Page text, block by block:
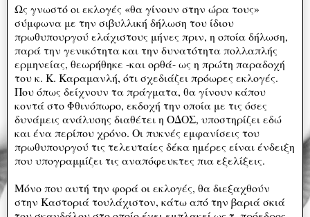
Ως γνωστό οι εκλογές «θα γίνουν στην ώρα τους»
σύμφωνα με την σιβυλλική δήλωση του ίδιου
πρωθυπουργού ελάχιστους μήνες πριν, η οποία δήλωση,
παρά την γενικότητα και την δυνατότητα πολλαπλής
ερμηνείας, θεωρήθηκε -και ορθά- ως η πρώτη παραδοχή
του κ. Κ. Καραμανλή, ότι σχεδιάζει πρόωρες εκλογές.
Που όπως δείχνουν τα πράγματα, θα γίνουν κάπου
κοντά στο Φθινόπωρο, εκδοχή την οποία με τις όσες
δυνάμεις ανάλυσης διαθέτει η ΟΔΟΣ, υποστηρίζει εδώ
και ένα περίπου χρόνο. Οι πυκνές εμφανίσεις του
πρωθυπουργού τις τελευταίες δέκα ημέρες είναι ένδειξη
που υπογραμμίζει τις αναπόφευκτες πια εξελίξεις.
Μόνο που αυτή την φορά οι εκλογές, θα διεξαχθούν
στην Καστοριά τουλάχιστον, κάτω από την βαριά σκιά